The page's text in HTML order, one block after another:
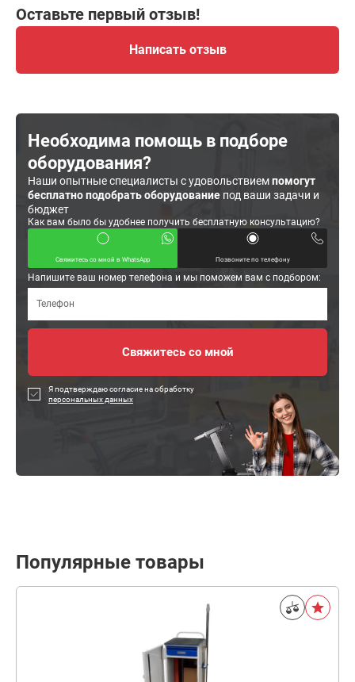
Оставьте первый отзыв!
Написать отзыв
Необходима помощь в подборе
оборудования?
Наши опытные специалисты с удовольствиемпомогут
бесплатно подобрать оборудование под ваши задачи и
бюджет
Как вам было бы удобнее получить бесплатную консультацию?
Свяжитесь со мной в WhatsApp Позвоните по телефону
Напишите ваш номер телефона и мы поможем вам с подбором:
Я подтверждаю согласие на обработку
персональных данных
Популярные товары